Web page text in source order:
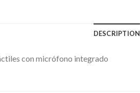
DESCRIPTION
con micrófono integrado